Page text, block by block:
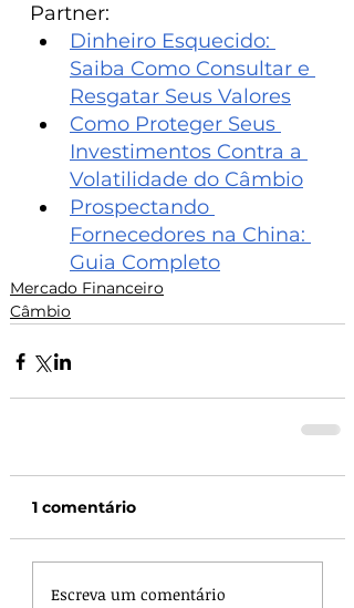
Partner:
Dinheiro Esquecido:
Saiba Como Consultar e
Resgatar Seus Valores
Como Proteger Seus
Investimentos Contra a
Volatilidade do Câmbio
Prospectando
Fornecedores na China:
Guia Completo
Mercado Financeiro
Câmbio
1 comentário
Escreva um comentário